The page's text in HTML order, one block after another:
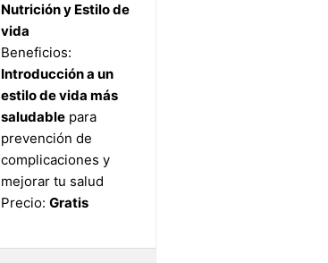
Nutrición y Estilo de
vida
Beneficios:
Introducción a un
estilo de vida más
saludablepara
prevención de
complicaciones y
mejorar tu salud
Precio: Gratis